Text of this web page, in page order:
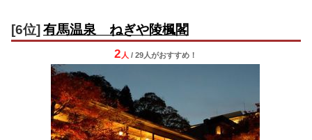
[6位] 有馬温泉 ねぎや陵楓閣
2 人 / 29人がおすすめ！